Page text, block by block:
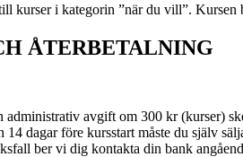
kurser i kategorin ”när du vill”.
ÅTERBETALNING
administrativ avgift om 300 kr (kurser)
14 dagar före kursstart måste du själv
ber vi dig kontakta din bank